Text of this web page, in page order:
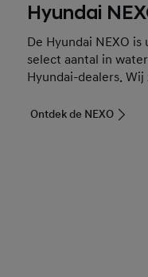
Hyundai
De Hyundai NEXO
select aantal in
Hyundai-dealers. Wij
Ontdek de NEXO